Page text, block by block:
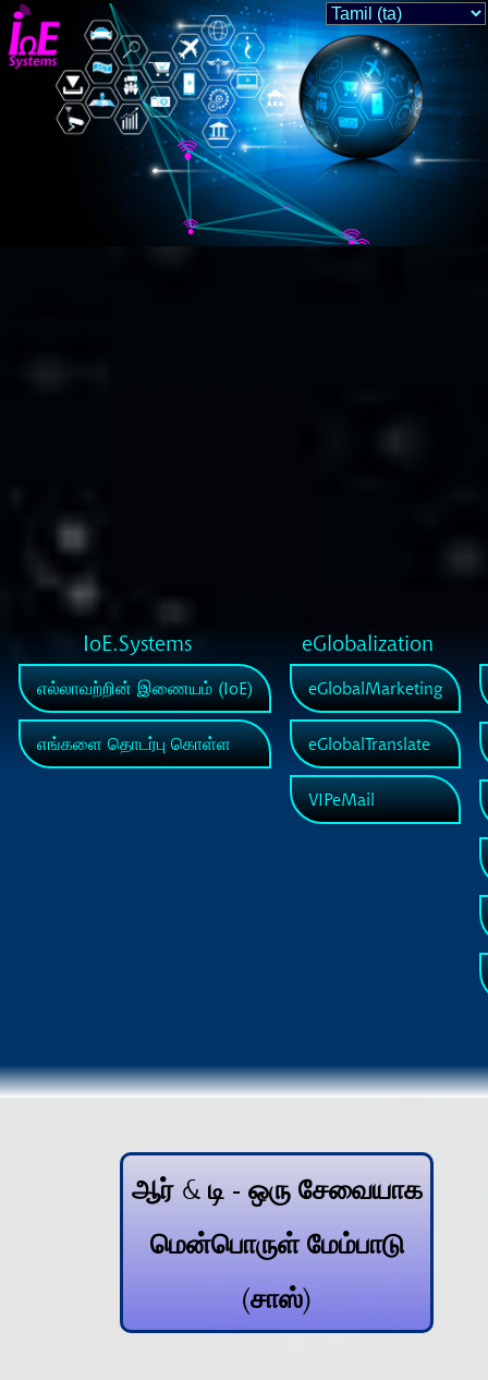
IoE.Systems eGlobalization
எல்லாவற்றின் இணையம் (IoE)
எங்களை தொடர்பு கொள்ள
eGlobalMarketing
eGlobalTranslate
VIPeMail
ஆர் & டி - ஒரு சேவையாக
மென்பொருள் மேம்பாடு
(சாஸ்)